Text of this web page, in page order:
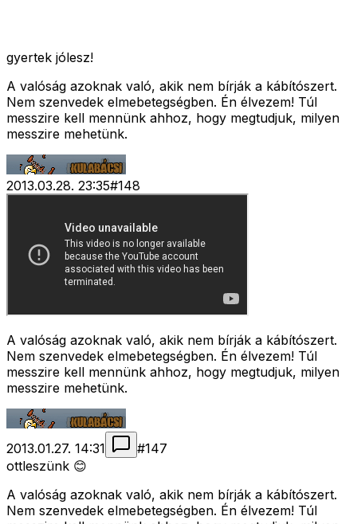
gyertek jólesz!
A valóság azoknak való, akik nem bírják a kábítószert.
Nem szenvedek elmebetegségben. Én élvezem! Túl
messzire kell mennünk ahhoz, hogy megtudjuk, milyen
messzire mehetünk.
2013.03.28. 23:35#148
A valóság azoknak való, akik nem bírják a kábítószert.
Nem szenvedek elmebetegségben. Én élvezem! Túl
messzire kell mennünk ahhoz, hogy megtudjuk, milyen
messzire mehetünk.
2013.01.27. 14:31 #147
ottleszünk 😊
A valóság azoknak való, akik nem bírják a kábítószert.
Nem szenvedek elmebetegségben. Én élvezem! Túl